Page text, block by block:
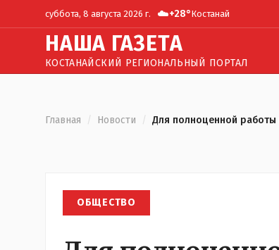
суббота, 8 августа 2026 г. ☁️+28°Костанай
НАША ГАЗЕТА
КОСТАНАЙСКИЙ РЕГИОНАЛЬНЫЙ ПОРТАЛ
Главная / Новости / Для полноценной работы
ОБЩЕСТВО